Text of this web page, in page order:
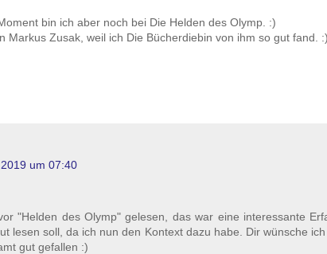
bin ich aber noch bei Die Helden des Olymp. :)
Markus Zusak, weil ich Die Bücherdiebin von ihm so gut fand. :)
um 07:40
"Helden des Olymp" gelesen, das war eine interessante
lesen soll, da ich nun den Kontext dazu habe. Dir wünsche
gut gefallen :)